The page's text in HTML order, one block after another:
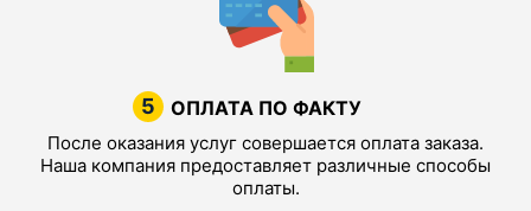
5 ОПЛАТА ПО ФАКТУ
После оказания услуг совершается оплата заказа.
Наша компания предоставляет различные способы
оплаты.